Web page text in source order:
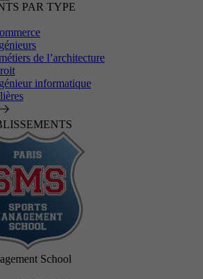
PAR TYPE
de l’architecture
informatique
School